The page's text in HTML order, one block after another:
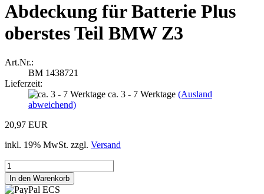
Abdeckung für Batterie Plus
oberstes Teil BMW Z3
Art.Nr.:
BM 1438721
Lieferzeit:
ca. 3 - 7 Werktage (Ausland
abweichend)
20,97 EUR
inkl. 19% MwSt. zzgl. Versand